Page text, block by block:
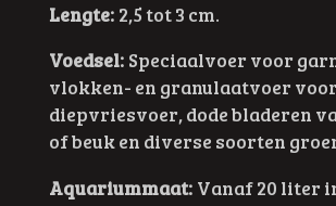
Lengte:2,5 tot 3 cm.
Voedsel: Speciaalvoer voor
vlokken- en granulaatvoer
diepvriesvoer, dode bladeren
of beuk en diverse soorten
Aquariummaat:Vanaf 20 liter